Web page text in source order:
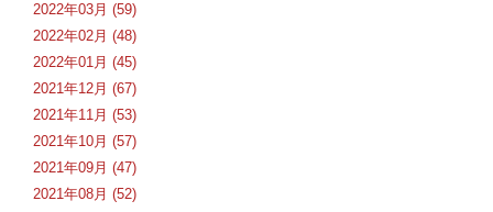
2022年03月 (59)
2022年02月 (48)
2022年01月 (45)
2021年12月 (67)
2021年11月 (53)
2021年10月 (57)
2021年09月 (47)
2021年08月 (52)